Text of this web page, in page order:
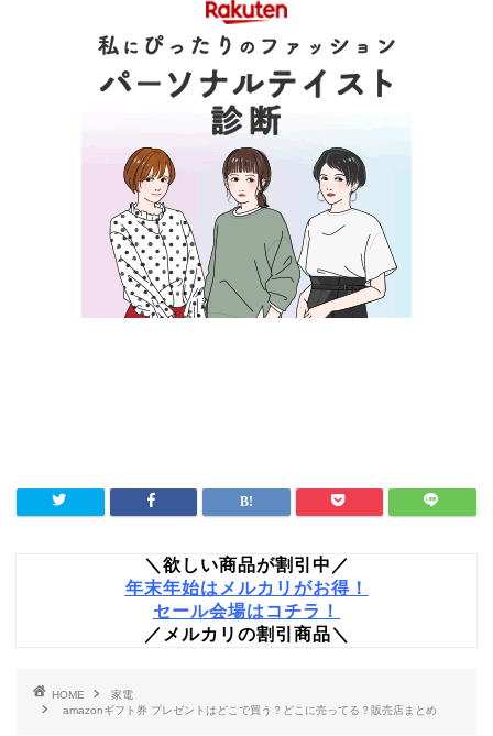
＼欲しい商品が割引中／
年末年始はメルカリがお得！
セール会場はコチラ！
／メルカリの割引商品＼
HOME
家電
amazonギフト券 プレゼントはどこで買う？どこに売ってる？販売店まとめ